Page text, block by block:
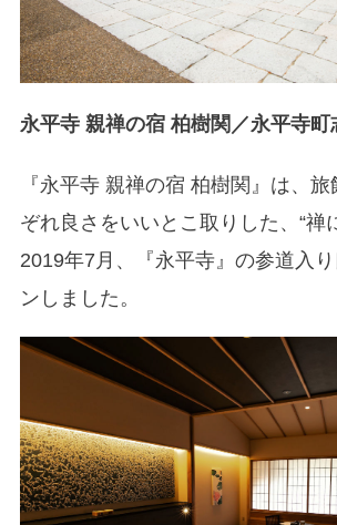
永平寺 親禅の宿 柏樹関／永平寺町
『永平寺 親禅の宿 柏樹関』は、
ぞれ良さをいいとこ取りした、“禅
2019年7月、『永平寺』の参道入
ンしました。